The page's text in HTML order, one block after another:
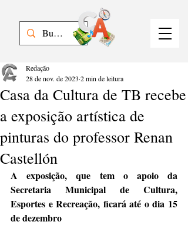
Casa da Cultura de TB recebe
a exposição artística de
pinturas do professor Renan
Castellón
Redação
28 de nov. de 2023 2 min de leitura
A exposição, que tem o apoio da
Secretaria Municipal de Cultura,
Esportes e Recreação, ficará até o dia 15
de dezembro